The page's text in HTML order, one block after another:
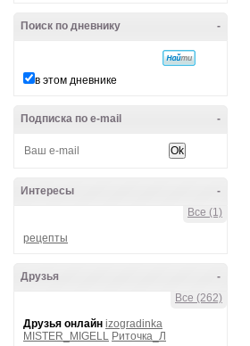
-
Поиск по дневнику
в этом дневнике
-
Подписка по e-mail
-
Интересы
Все (1)
рецепты
-
Друзья
Все (262)
Друзья онлайн izogradinka
MISTER_MIGELL Риточка_Л